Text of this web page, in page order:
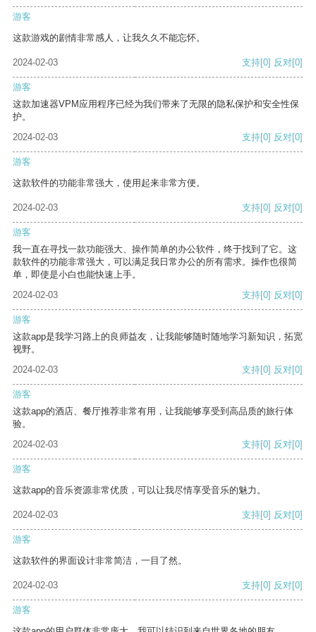
游客
这款游戏的剧情非常感人，让我久久不能忘怀。
2024-02-03 支持[0] 反对[0]
游客
这款加速器VPM应用程序已经为我们带来了无限的隐私保护和安全性保
护。
2024-02-03
支持[0] 反对[0]
游客
这款软件的功能非常强大，使用起来非常方便。
2024-02-03 支持[0] 反对[0]
游客
我一直在寻找一款功能强大、操作简单的办公软件，终于找到了它。这
款软件的功能非常强大，可以满足我日常办公的所有需求。操作也很简
单，即使是小白也能快速上手。
2024-02-03
支持[0] 反对[0]
游客
这款app是我学习路上的良师益友，让我能够随时随地学习新知识，拓宽
视野。
2024-02-03
支持[0] 反对[0]
游客
这款app的酒店、餐厅推荐非常有用，让我能够享受到高品质的旅行体
验。
2024-02-03
支持[0] 反对[0]
游客
这款app的音乐资源非常优质，可以让我尽情享受音乐的魅力。
2024-02-03 支持[0] 反对[0]
游客
这款软件的界面设计非常简洁，一目了然。
2024-02-03 支持[0] 反对[0]
游客